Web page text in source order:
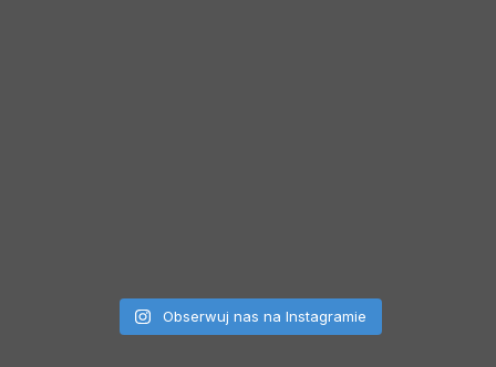
Obserwuj nas na Instagramie